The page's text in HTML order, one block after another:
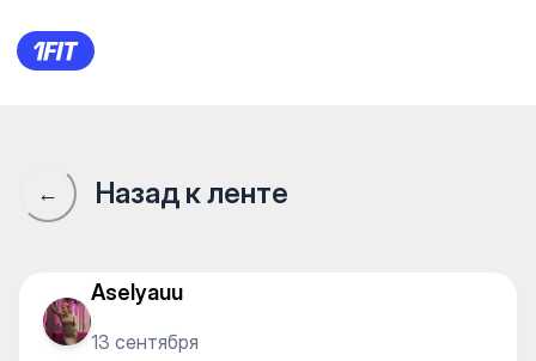
В каком клубе лошади
← Назад к ленте
Aselyauu
13 сентября